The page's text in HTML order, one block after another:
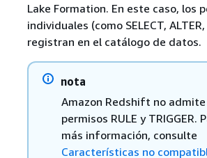
Lake Formation. En este caso, los
individuales (como SELECT,
registran en el catálogo de datos.
nota
Amazon Redshift no admite
permisos RULE y TRIGGER.
más información, consulte
Características no